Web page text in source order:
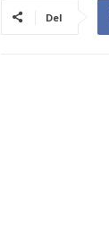
Del